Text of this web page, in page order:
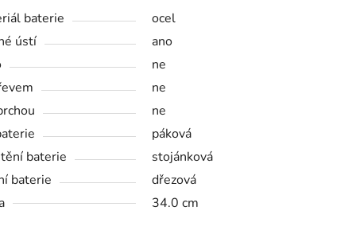
baterie
ocel
ústí
ano
ne
ne
ne
páková
baterie
stojánková
baterie
dřezová
34.0 cm